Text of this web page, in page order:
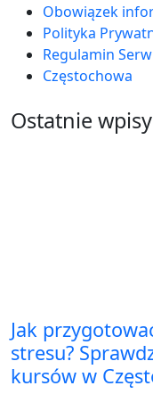
Obowiązek
Polityka
Regulamin
Częstochowa
Ostatnie wpisy
Jak
stresu?
kursów w